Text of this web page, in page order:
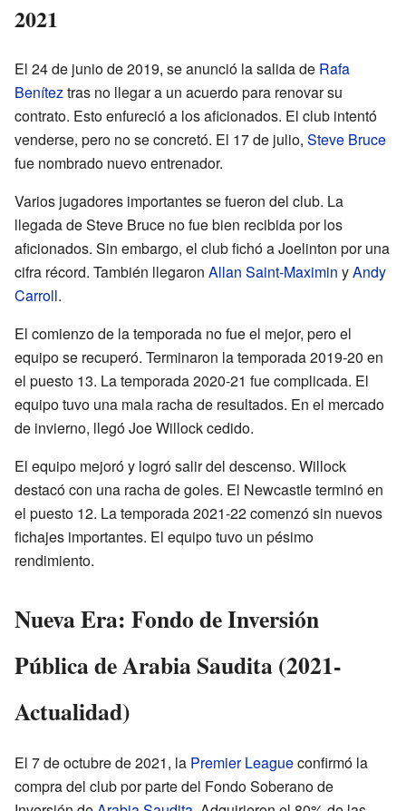
2021
El 24 de junio de 2019, se anunció la salida de Rafa
Beníteztras no llegar a un acuerdo para renovar su
contrato. Esto enfureció a los aficionados. El club intentó
venderse, pero no se concretó. El 17 de julio, Steve Bruce
fue nombrado nuevo entrenador.
Varios jugadores importantes se fueron del club. La
llegada de Steve Bruce no fue bien recibida por los
aficionados. Sin embargo, el club fichó a Joelinton por una
cifra récord. También llegaron Allan Saint-Maximin yAndy
Carroll.
El comienzo de la temporada no fue el mejor, pero el
equipo se recuperó. Terminaron la temporada 2019-20 en
el puesto 13. La temporada 2020-21 fue complicada. El
equipo tuvo una mala racha de resultados. En el mercado
de invierno, llegó Joe Willock cedido.
El equipo mejoró y logró salir del descenso. Willock
destacó con una racha de goles. El Newcastle terminó en
el puesto 12. La temporada 2021-22 comenzó sin nuevos
fichajes importantes. El equipo tuvo un pésimo
rendimiento.
Nueva Era: Fondo de Inversión
Pública de Arabia Saudita (2021-
Actualidad)
El 7 de octubre de 2021, la Premier Leagueconfirmó la
compra del club por parte del Fondo Soberano de